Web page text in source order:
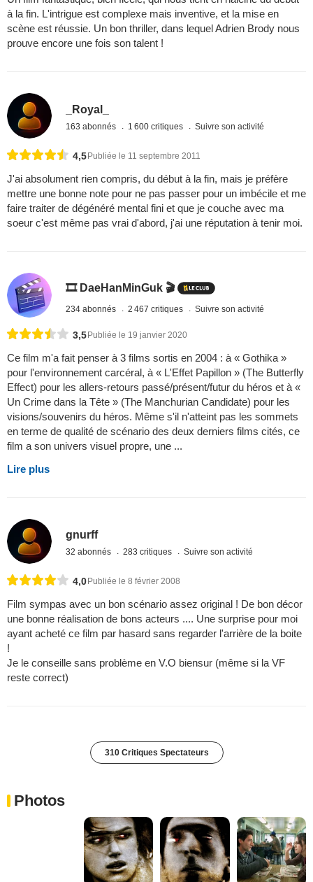
à la fin. L'intrigue est complexe mais inventive, et la mise en
scène est réussie. Un bon thriller, dans lequel Adrien Brody nous
prouve encore une fois son talent !
_Royal_
163 abonnés 1 600 critiques Suivre son activité
4,5Publiée le 11 septembre 2011
J'ai absolument rien compris, du début à la fin, mais je préfère
mettre une bonne note pour ne pas passer pour un imbécile et me
faire traiter de dégénéré mental fini et que je couche avec ma
soeur c'est même pas vrai d'abord, j'ai une réputation à tenir moi.
🎞️ DaeHanMinGuk 🎬
234 abonnés 2 467 critiques Suivre son activité
3,5Publiée le 19 janvier 2020
Ce film m'a fait penser à 3 films sortis en 2004 : à « Gothika »
pour l'environnement carcéral, à « L'Effet Papillon » (The Butterfly
Effect) pour les allers-retours passé/présent/futur du héros et à «
Un Crime dans la Tête » (The Manchurian Candidate) pour les
visions/souvenirs du héros. Même s'il n'atteint pas les sommets
en terme de qualité de scénario des deux derniers films cités, ce
film a son univers visuel propre, une ...
Lire plus
gnurff
32 abonnés 283 critiques Suivre son activité
4,0 Publiée le 8 février 2008
Film sympas avec un bon scénario assez original ! De bon décor
une bonne réalisation de bons acteurs .... Une surprise pour moi
ayant acheté ce film par hasard sans regarder l'arrière de la boite
!
Je le conseille sans problème en V.O biensur (même si la VF
reste correct)
310 Critiques Spectateurs
Photos